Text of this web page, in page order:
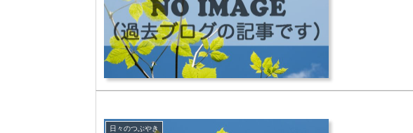
日々のつぶやき